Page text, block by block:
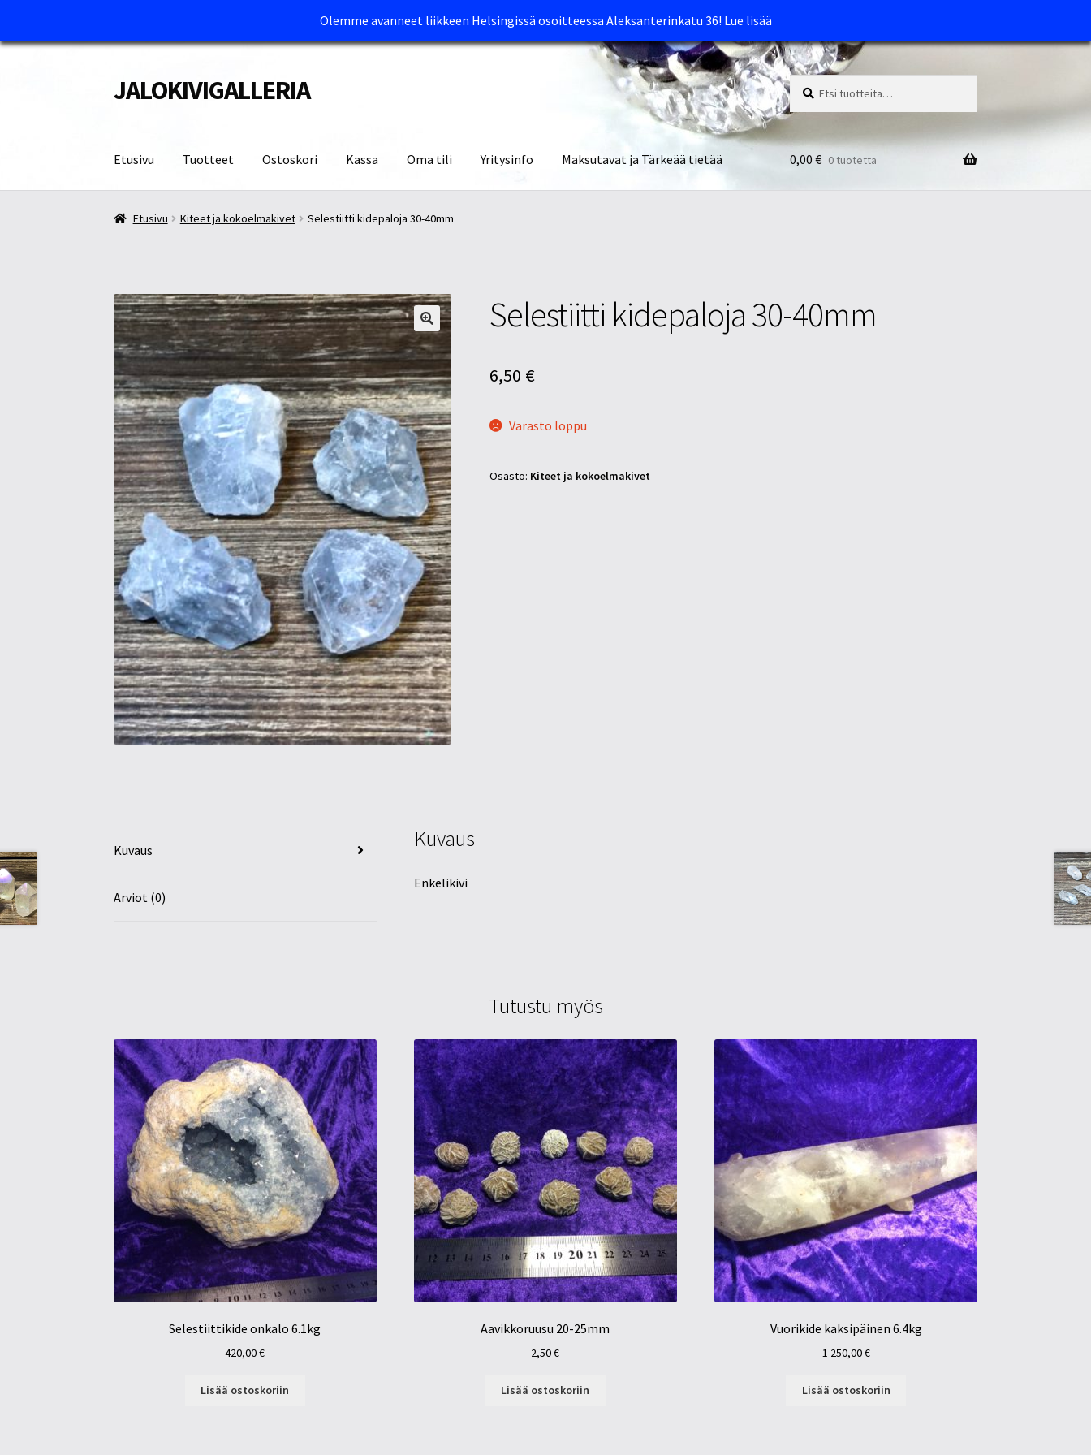
Olemme avanneet liikkeen Helsingissä osoitteessa Aleksanterinkatu 36! Lue lisää
Siirry
navigointiin
Siirry
sisältöön
JALOKIVIGALLERIA Etsi:
Haku
Etusivu Tuotteet Ostoskori Kassa Oma tili Yritysinfo Maksutavat ja Tärkeää tietää
Etusivu Kassa Maksutavat ja Tärkeää tietääMyymälät Oma tili
0,00 € 0 tuotetta
Etusivu Kiteet ja kokoelmakivet Selestiitti kidepaloja 30-40mm
Selestiitti kidepaloja 30-40mm
6,50 €
Varasto loppu
Osasto: Kiteet ja kokoelmakivet
Kuvaus
Arviot (0)
Kuvaus
Enkelikivi
Tutustu myös
Selestiittikide onkalo 6.1kg
420,00€
Lisää ostoskoriin
Aavikkoruusu 20-25mm
2,50€
Lisää ostoskoriin
Vuorikide kaksipäinen 6.4kg
1 250,00€
Lisää ostoskoriin